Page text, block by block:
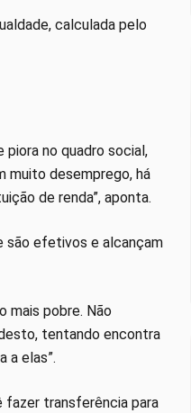
calculada pelo
piora no quadro social,
muito desemprego, há
de renda”, aponta.
são efetivos e alcançam
mais pobre. Não
tentando encontra
a elas”.
fazer transferência para